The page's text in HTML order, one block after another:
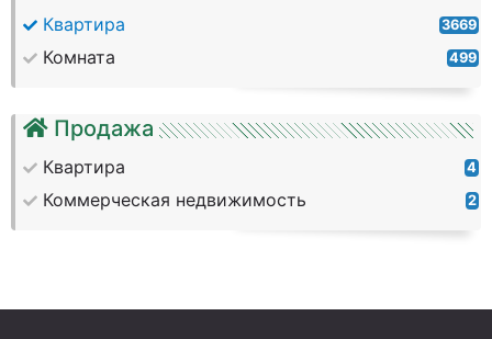
Квартира 3669
Комната 499
Продажа
Квартира 4
Коммерческая недвижимость 2